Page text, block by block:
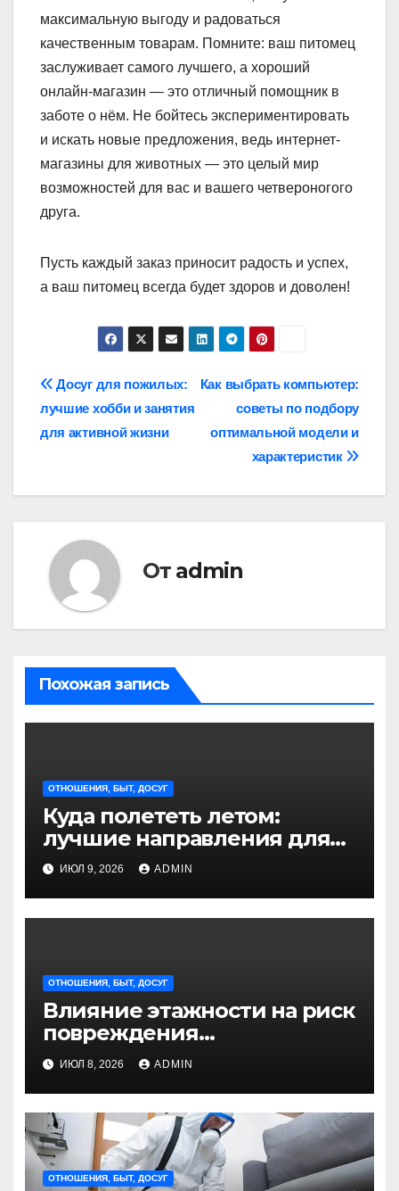
максимальную выгоду и радоваться
качественным товарам. Помните: ваш питомец
заслуживает самого лучшего, а хороший
онлайн-магазин — это отличный помощник в
заботе о нём. Не бойтесь экспериментировать
и искать новые предложения, ведь интернет-
магазины для животных — это целый мир
возможностей для вас и вашего четвероногого
друга.
Пусть каждый заказ приносит радость и успех,
а ваш питомец всегда будет здоров и доволен!
Навигация
по
Как выбрать компьютер:
советы по подбору
оптимальной модели и
характеристик
Досуг для пожилых:
лучшие хобби и занятия
для активной жизни
От admin
Похожая запись
ОТНОШЕНИЯ, БЫТ, ДОСУГ
Куда полететь летом:
лучшие направления для
отдыха из Санкт-
Петербурга
ИЮЛ 9, 2026 ADMIN
ОТНОШЕНИЯ, БЫТ, ДОСУГ
Влияние этажности на риск
повреждения
недвижимости
ИЮЛ 8, 2026 ADMIN
ОТНОШЕНИЯ, БЫТ, ДОСУГ